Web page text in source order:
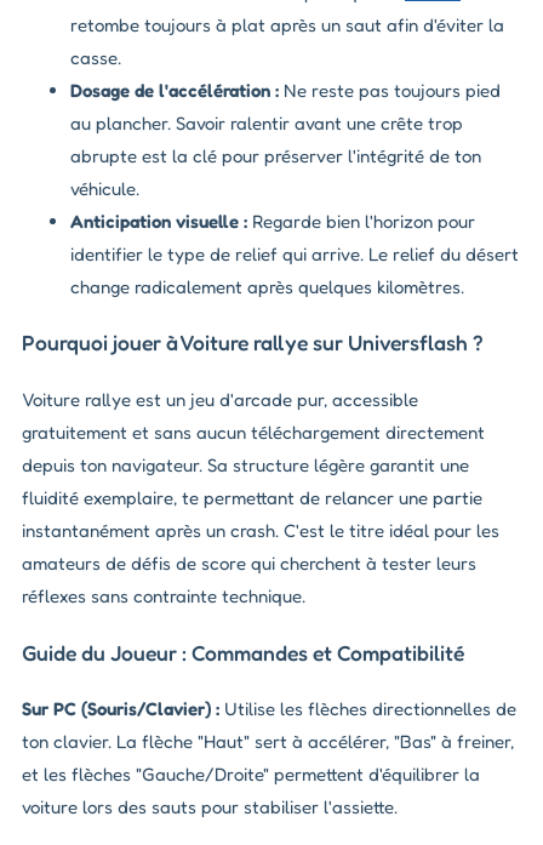
retombe toujours à plat après un saut afin d'éviter la
casse.
Dosage de l'accélération : Ne reste pas toujours pied
au plancher. Savoir ralentir avant une crête trop
abrupte est la clé pour préserver l'intégrité de ton
véhicule.
Anticipation visuelle : Regarde bien l'horizon pour
identifier le type de relief qui arrive. Le relief du désert
change radicalement après quelques kilomètres.
Pourquoi jouer à Voiture rallye sur Universflash ?
Voiture rallye est un jeu d'arcade pur, accessible
gratuitement et sans aucun téléchargement directement
depuis ton navigateur. Sa structure légère garantit une
fluidité exemplaire, te permettant de relancer une partie
instantanément après un crash. C'est le titre idéal pour les
amateurs de défis de score qui cherchent à tester leurs
réflexes sans contrainte technique.
Guide du Joueur : Commandes et Compatibilité
Sur PC (Souris/Clavier) : Utilise les flèches directionnelles de
ton clavier. La flèche "Haut" sert à accélérer, "Bas" à freiner,
et les flèches "Gauche/Droite" permettent d'équilibrer la
voiture lors des sauts pour stabiliser l'assiette.